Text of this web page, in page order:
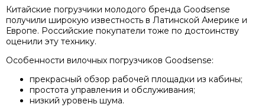
Китайские погрузчики молодого бренда Goodsense
получили широкую известность в Латинской Америке и
Европе. Российские покупатели тоже по достоинству
оценили эту технику.
Особенности вилочных погрузчиков Goodsense:
прекрасный обзор рабочей площадки из кабины;
простота управления и обслуживания;
низкий уровень шума.